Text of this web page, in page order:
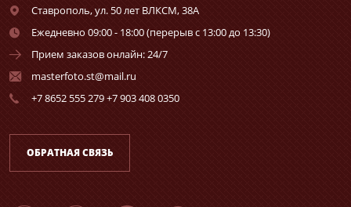
Ставрополь,ул. 50 лет ВЛКСМ, 38А
Ежедневно 09:00 - 18:00 (перерыв с 13:00 до 13:30)
Прием заказов онлайн: 24/7
masterfoto.st@mail.ru
+7 8652 555 279 +7 903 408 0350
ОБРАТНАЯ СВЯЗЬ